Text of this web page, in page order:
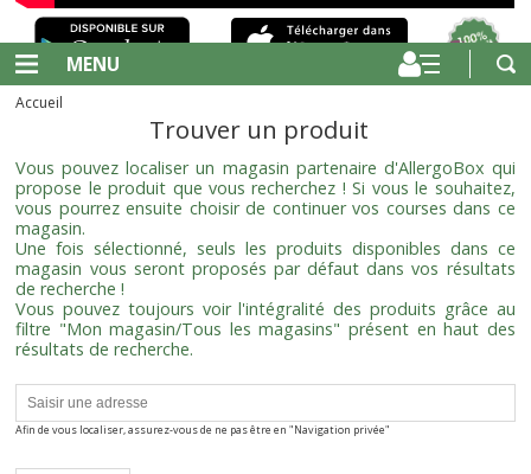
MENU
Accueil
Trouver un produit
Vous pouvez localiser un magasin partenaire d'AllergoBox qui
propose le produit que vous recherchez ! Si vous le souhaitez,
vous pourrez ensuite choisir de continuer vos courses dans ce
magasin.
Une fois sélectionné, seuls les produits disponibles dans ce
magasin vous seront proposés par défaut dans vos résultats
de recherche !
Vous pouvez toujours voir l'intégralité des produits grâce au
filtre "Mon magasin/Tous les magasins" présent en haut des
résultats de recherche.
Afin de vous localiser, assurez-vous de ne pas être en "Navigation privée"